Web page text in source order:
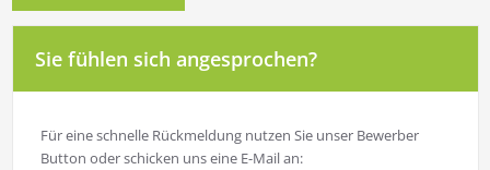
Sie fühlen sich angesprochen?
Für eine schnelle Rückmeldung nutzen Sie unser Bewerber
Button oder schicken uns eine E-Mail an: